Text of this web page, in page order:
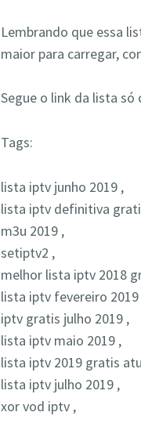
Lembrando que essa
maior para carregar,
Segue o link da lista só
Tags:
lista iptv junho 2019 ,
lista iptv definitiva
m3u 2019 ,
setiptv2 ,
melhor lista iptv 2018
lista iptv fevereiro 2019
iptv gratis julho 2019 ,
lista iptv maio 2019 ,
lista iptv 2019 gratis
lista iptv julho 2019 ,
xor vod iptv ,